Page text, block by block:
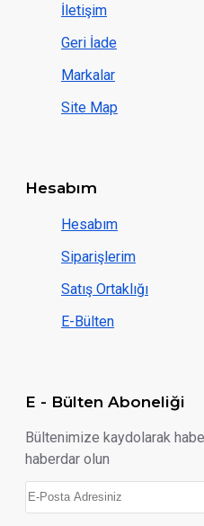
İletişim
Geri İade
Markalar
Site Map
Hesabım
Hesabım
Siparişlerim
Satış Ortaklığı
E-Bülten
E - Bülten Aboneliği
Bültenimize kaydolarak
haberdar olun